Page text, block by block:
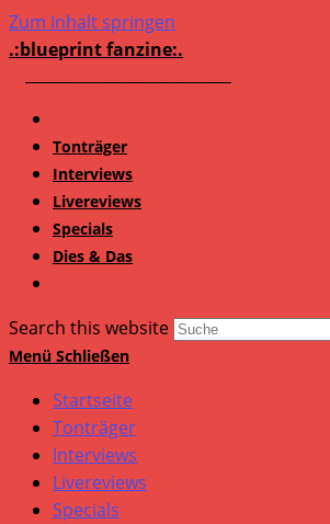
Zum Inhalt springen
.:blueprint fanzine:.
Tonträger
Interviews
Livereviews
Specials
Dies & Das
Search this website
Menü Schließen
Startseite
Tonträger
Interviews
Livereviews
Specials